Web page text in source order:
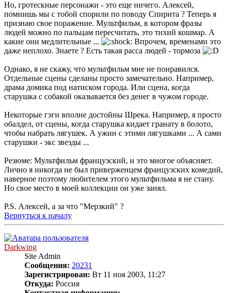
Но, гротескные персонажи - это еще ничего. Алексей,
помнишь мы с тобой спорили по поводу Спирита ? Теперь я
признаю свое поражение. Мультфильм, в котором фразы
людей можно по пальцам пересчитать, это тихий кошмар. А
какие они медлительные ...
Впрочем, временами это
даже неплохо. Знаете ? Есть такая расса людей - тормоза
Однако, я не скажу, что мультфильм мне не понравился.
Отдельные сцены сделаны просто замечательно. Например,
драма домика под натиском города. Или сцена, когда
старушка с собакой оказывается без денег в чужом городе.
Некоторые гэги вполне достойны Шрека. Например, я просто
обалдел, от сцены, когда старушка кидает гранату в болото,
чтобы набрать лягушек. А ужин с этими лягушками ... А сами
старушки - экс звезды ...
Резюме: Мультфильм французский, и это многое объясняет.
Лично я никогда не был приверженцем французских комедий,
наверное поэтому любителем этого мультфильма я не стану.
Но свое место в моей коллекции он уже занял.
P.S. Алексей, а за что "Мерзкий" ?
Вернуться к началу
Darkwing
Site Admin
Сообщения: 20231
Зарегистрирован: Вт 11 ноя 2003, 11:27
Откуда: Россия